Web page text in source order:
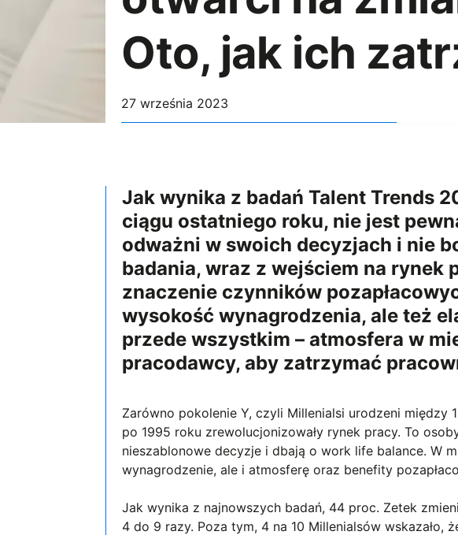
Oto, jak ich
27 września 2023
Jak wynika z badań Talent Trends
ciągu ostatniego roku, nie jest
odważni w swoich decyzjach i nie
badania, wraz z wejściem na rynek
znaczenie czynników
wysokość wynagrodzenia, ale też
przede wszystkim – atmosfera w
pracodawcy, aby zatrzymać
Zarówno pokolenie Y, czyli Millenialsi urodzeni między
po 1995 roku zrewolucjonizowały rynek pracy. To
nieszablonowe decyzje i dbają o work life balance. W
wynagrodzenie, ale i atmosferę oraz benefity
Jak wynika z najnowszych badań, 44 proc. Zetek
4 do 9 razy. Poza tym, 4 na 10 Millenialsów